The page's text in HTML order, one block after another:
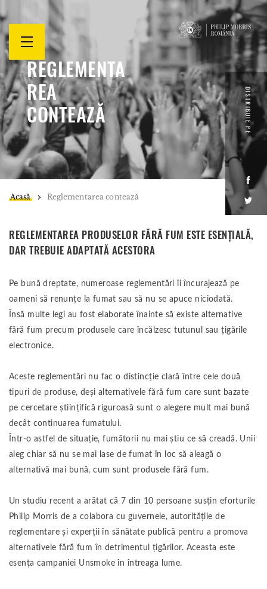
Open
REGLEMENTA
REA
CONTEAZĂ
DISTRIBUIE PE
Acasă Reglementarea contează
REGLEMENTAREA PRODUSELOR FĂRĂ FUM ESTE ESENȚIALĂ,
DAR TREBUIE ADAPTATĂ ACESTORA
Pe bună dreptate, numeroase reglementări îi încurajează pe
oameni să renunțe la fumat sau să nu se apuce niciodată.
Însă multe legi au fost elaborate înainte să existe alternative
fără fum precum produsele care încălzesc tutunul sau țigările
electronice.
Aceste reglementări nu fac o distincție clară între cele două
tipuri de produse, deși alternativele fără fum care sunt bazate
pe cercetare științifică riguroasă sunt o alegere mult mai bună
decât continuarea fumatului.
Într-o astfel de situație, fumătorii nu mai știu ce să creadă. Unii
aleg chiar să nu se mai lase de fumat în loc să aleagă o
alternativă mai bună, cum sunt produsele fără fum.
Un studiu recent a arătat că 7 din 10 persoane susțin eforturile
Philip Morris de a colabora cu guvernele, autoritățile de
reglementare și experții în sănătate publică pentru a promova
alternativele fără fum în detrimentul țigărilor. Aceasta este
esența campaniei Unsmoke în întreaga lume.